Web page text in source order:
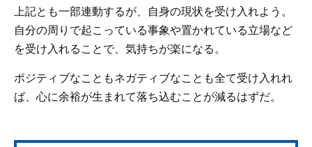
上記とも一部連動するが、自身の現状を受け入れよう。
自分の周りで起こっている事象や置かれている立場など
を受け入れることで、気持ちが楽になる。
ポジティブなこともネガティブなことも全て受け入れれ
ば、心に余裕が生まれて落ち込むことが減るはずだ。